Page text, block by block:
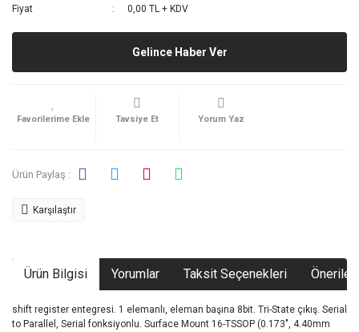
Fiyat
0,00 TL + KDV
Gelince Haber Ver
Tavsiye Et Yorum Yaz
Ürün Paylaş :
Karşılaştır
Ürün Bilgisi Yorumlar Taksit Seçenekleri
shift register entegresi. 1 elemanlı, eleman başına 8bit. Tri-State çıkış. Serial
to Parallel, Serial fonksiyonlu. Surface Mount 16-TSSOP (0.173", 4.40mm